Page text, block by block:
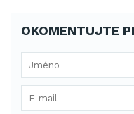
OKOMENTUJTE